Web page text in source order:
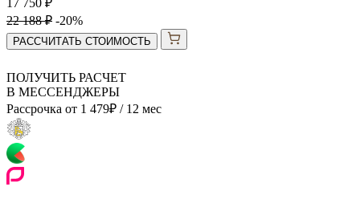
22 188₽ -20%
РАССЧИТАТЬ СТОИМОСТЬ
ПОЛУЧИТЬ РАСЧЕТ
В МЕССЕНДЖЕРЫ
Рассрочка от 1 479₽ / 12 мес